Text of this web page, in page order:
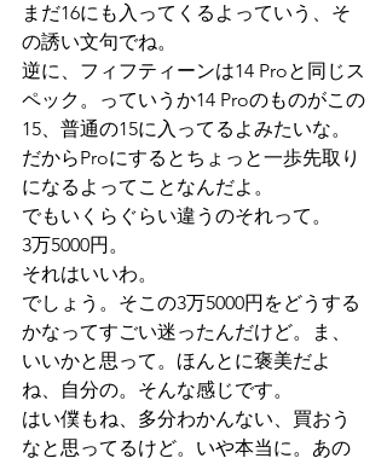
まだ16にも入ってくるよっていう、そ
の誘い文句でね。
逆に、フィフティーンは14 Proと同じス
ペック。っていうか14 Proのものがこの
15、普通の15に入ってるよみたいな。
だからProにするとちょっと一歩先取り
になるよってことなんだよ。
でもいくらぐらい違うのそれって。
3万5000円。
それはいいわ。
でしょう。そこの3万5000円をどうする
かなってすごい迷ったんだけど。ま、
いいかと思って。ほんとに褒美だよ
ね、自分の。そんな感じです。
はい僕もね、多分わかんない、買おう
なと思ってるけど。いや本当に。あの